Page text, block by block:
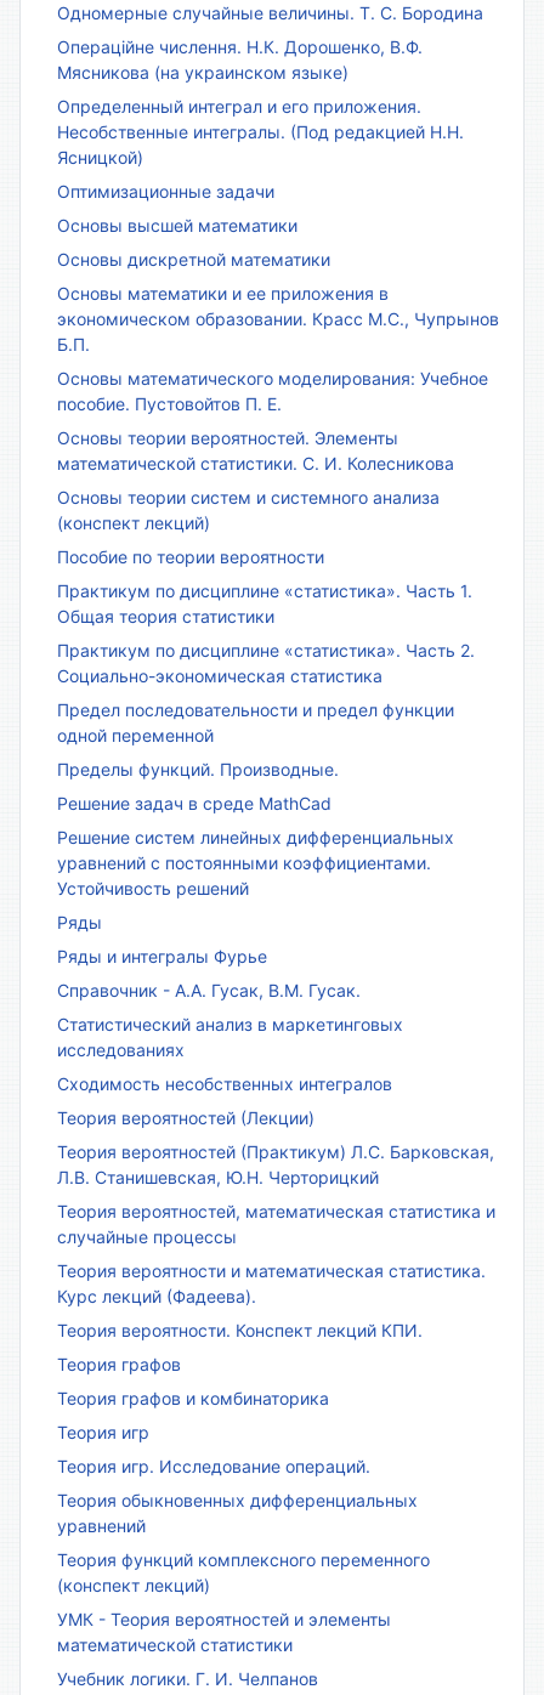
Одномерные случайные величины. Т. С. Бородина
Операційне числення. Н.К. Дорошенко, В.Ф.
Мясникова (на украинском языке)
Определенный интеграл и его приложения.
Несобственные интегралы. (Под редакцией Н.Н.
Ясницкой)
Оптимизационные задачи
Основы высшей математики
Основы дискретной математики
Основы математики и ее приложения в
экономическом образовании. Красс М.С., Чупрынов
Б.П.
Основы математического моделирования: Учебное
пособие. Пустовойтов П. Е.
Основы теории вероятностей. Элементы
математической статистики. С. И. Колесникова
Основы теории систем и системного анализа
(конспект лекций)
Пособие по теории вероятности
Практикум по дисциплине «статистика». Часть 1.
Общая теория статистики
Практикум по дисциплине «статистика». Часть 2.
Социально-экономическая статистика
Предел последовательности и предел функции
одной переменной
Пределы функций. Производные.
Решение задач в среде MathCad
Решение систем линейных дифференциальных
уравнений с постоянными коэффициентами.
Устойчивость решений
Ряды
Ряды и интегралы Фурье
Справочник - А.А. Гусак, В.М. Гусак.
Статистический анализ в маркетинговых
исследованиях
Сходимость несобственных интегралов
Теория вероятностей (Лекции)
Теория вероятностей (Практикум) Л.С. Барковская,
Л.В. Станишевская, Ю.Н. Черторицкий
Теория вероятностей, математическая статистика и
случайные процессы
Теория вероятности и математическая статистика.
Курс лекций (Фадеева).
Теория вероятности. Конспект лекций КПИ.
Теория графов
Теория графов и комбинаторика
Теория игр
Теория игр. Исследование операций.
Теория обыкновенных дифференциальных
уравнений
Теория функций комплексного переменного
(конспект лекций)
УМК - Теория вероятностей и элементы
математической статистики
Учебник логики. Г. И. Челпанов